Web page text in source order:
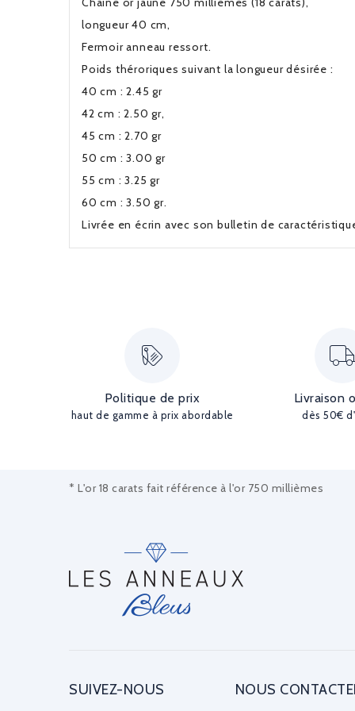
longueur 40 cm,
Fermoir anneau ressort.
Poids théroriques suivant la longueur désirée :
40 cm : 2.45 gr
42 cm : 2.50 gr,
45 cm : 2.70 gr
50 cm : 3.00 gr
55 cm : 3.25 gr
60 cm : 3.50 gr.
Livrée en écrin avec son bulletin de
Politique de prix
haut de gamme à prix abordable
Livraison
dès 50€
* L'or 18 carats fait référence à l'or 750 millièmes
SUIVEZ-NOUS NOUS